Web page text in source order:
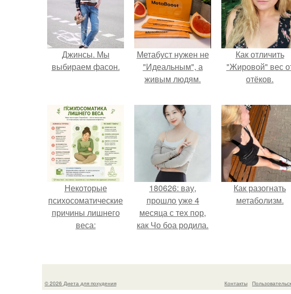
Джинсы. Мы
выбираем фасон.
Метабуст нужен не
"Идеальным", а
живым людям.
Как отличить
"Жировой" вес
отёков.
Некоторые
психосоматические
причины лишнего
веса:
180626: вау,
прошло уже 4
месяца с тех пор,
как Чо боа родила.
Как разогнать
метаболизм.
© 2026 Диета для похудения Контакты